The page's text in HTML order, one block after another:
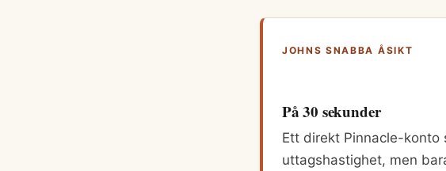
JOHNS SNABBA ÅSIKT
På 30 sekunder
Ett direkt Pinnacle-konto
uttagshastighet, men